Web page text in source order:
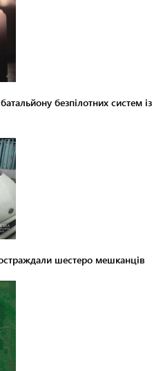
безпілотних систем із
шестеро мешканців